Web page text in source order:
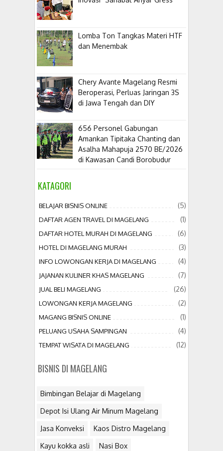
Lomba Ton Tangkas Materi HTF
dan Menembak
​Chery Avante Magelang Resmi
Beroperasi, Perluas Jaringan 3S
di Jawa Tengah dan DIY
656 Personel Gabungan
Amankan Tipitaka Chanting dan
Asalha Mahapuja 2570 BE/2026
di Kawasan Candi Borobudur
KATAGORI
BELAJAR BISNIS ONLINE (5)
DAFTAR AGEN TRAVEL DI MAGELANG (1)
DAFTAR HOTEL MURAH DI MAGELANG (6)
HOTEL DI MAGELANG MURAH (3)
INFO LOWONGAN KERJA DI MAGELANG (4)
JAJANAN KULINER KHAS MAGELANG (7)
JUAL BELI MAGELANG (26)
LOWONGAN KERJA MAGELANG (2)
MAGANG BISNIS ONLINE (1)
PELUANG USAHA SAMPINGAN (4)
TEMPAT WISATA DI MAGELANG (12)
BISNIS DI MAGELANG
Bimbingan Belajar di Magelang
Depot Isi Ulang Air Minum Magelang
Jasa Konveksi Kaos Distro Magelang
Kayu kokka asli Nasi Box